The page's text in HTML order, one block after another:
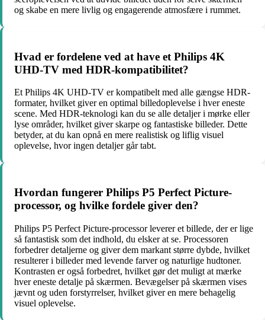
og skabe en mere livlig og engagerende atmosfære i rummet.
Hvad er fordelene ved at have et Philips 4K
UHD-TV med HDR-kompatibilitet?
Et Philips 4K UHD-TV er kompatibelt med alle gængse HDR-
formater, hvilket giver en optimal billedoplevelse i hver eneste
scene. Med HDR-teknologi kan du se alle detaljer i mørke eller
lyse områder, hvilket giver skarpe og fantastiske billeder. Dette
betyder, at du kan opnå en mere realistisk og liflig visuel
oplevelse, hvor ingen detaljer går tabt.
Hvordan fungerer Philips P5 Perfect Picture-
processor, og hvilke fordele giver den?
Philips P5 Perfect Picture-processor leverer et billede, der er lige
så fantastisk som det indhold, du elsker at se. Processoren
forbedrer detaljerne og giver dem markant større dybde, hvilket
resulterer i billeder med levende farver og naturlige hudtoner.
Kontrasten er også forbedret, hvilket gør det muligt at mærke
hver eneste detalje på skærmen. Bevægelser på skærmen vises
jævnt og uden forstyrrelser, hvilket giver en mere behagelig
visuel oplevelse.